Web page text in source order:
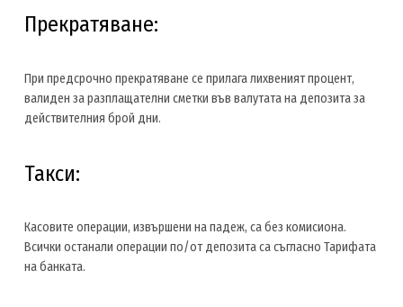
Прекратяване:
При предсрочно прекратяване се прилага лихвеният процент,
валиден за разплащателни сметки във валутата на депозита за
действителния брой дни.
Такси:
Касовите операции, извършени на падеж, са без комисиона.
Всички останали операции по/от депозита са съгласно Тарифата
на банката.